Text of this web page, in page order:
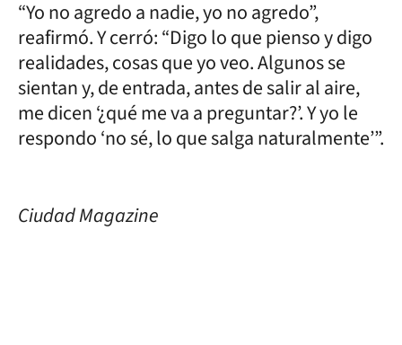
“Yo no agredo a nadie, yo no agredo”,
reafirmó. Y cerró: “Digo lo que pienso y digo
realidades, cosas que yo veo. Algunos se
sientan y, de entrada, antes de salir al aire,
me dicen ‘¿qué me va a preguntar?’. Y yo le
respondo ‘no sé, lo que salga naturalmente’”.
Ciudad Magazine